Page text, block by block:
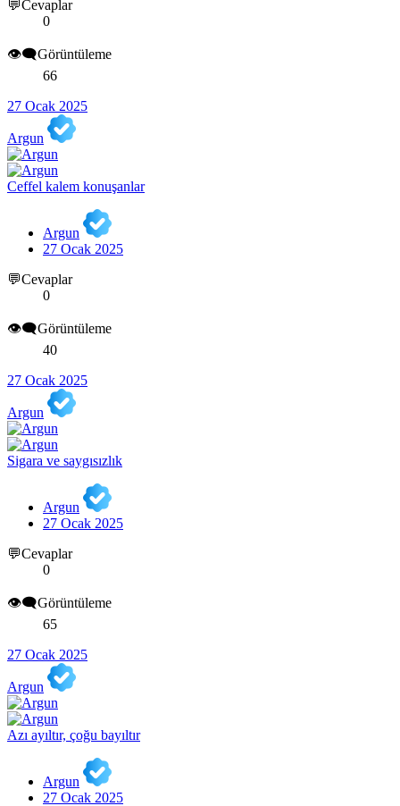
💬Cevaplar
0
👁️‍🗨️Görüntüleme
66
27 Ocak 2025
Argun
Ceffel kalem konuşanlar
Argun
27 Ocak 2025
💬Cevaplar
0
👁️‍🗨️Görüntüleme
40
27 Ocak 2025
Argun
Sigara ve saygısızlık
Argun
27 Ocak 2025
💬Cevaplar
0
👁️‍🗨️Görüntüleme
65
27 Ocak 2025
Argun
Azı ayıltır, çoğu bayıltır
Argun
27 Ocak 2025